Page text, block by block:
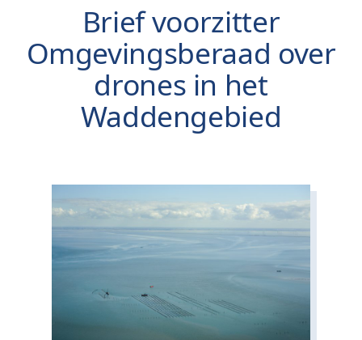
Brief voorzitter
Omgevingsberaad over
drones in het
Waddengebied